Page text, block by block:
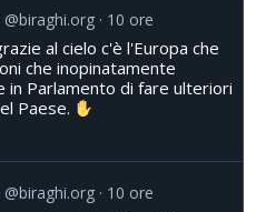
@biraghi.org 10 ore
al cielo c'è l'Europa che
che inopinatamente
in Parlamento di fare ulteriori
Paese.
@biraghi.org 10 ore